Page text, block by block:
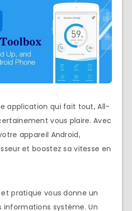
application qui fait tout, All-
vous plaire. Avec
appareil Android,
et boostez sa vitesse en
pratique vous donne un
système. Un